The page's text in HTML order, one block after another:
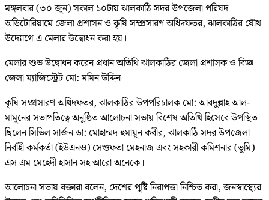
মঙ্গলবার (৩০ জুন) সকাল ১০টায় ঝালকাঠি সদর উপজেলা পরিষদ
অডিটোরিয়ামে জেলা প্রশাসন ও কৃষি সম্প্রসারণ অধিদফতর, ঝালকাঠির যৌথ
উদ্যোগে এ মেলার উদ্বোধন করা হয়।
মেলার শুভ উদ্বোধন করেন প্রধান অতিথি ঝালকাঠির জেলা প্রশাসক ও বিজ্ঞ
জেলা ম্যাজিস্ট্রেট মো: মমিন উদ্দিন।
কৃষি সম্প্রসারণ অধিদফতর, ঝালকাঠির উপপরিচালক মো: আবদুল্লাহ আল-
মামুনের সভাপতিত্বে অনুষ্ঠিত আলোচনা সভায় বিশেষ অতিথি হিসেবে উপস্থিত
ছিলেন সিভিল সার্জন ডা: মোহাম্মদ হুমায়ূন কবীর, ঝালকাঠি সদর উপজেলা
নির্বাহী কর্মকর্তা (ইউএনও) সেগুফতা মেহনাজ এবং সহকারী কমিশনার (ভূমি)
এস এম মেহেদী হাসান সহ আরো অনেকে।
আলোচনা সভায় বক্তারা বলেন, দেশের পুষ্টি নিরাপত্তা নিশ্চিত করা, জনস্বাস্থ্যের